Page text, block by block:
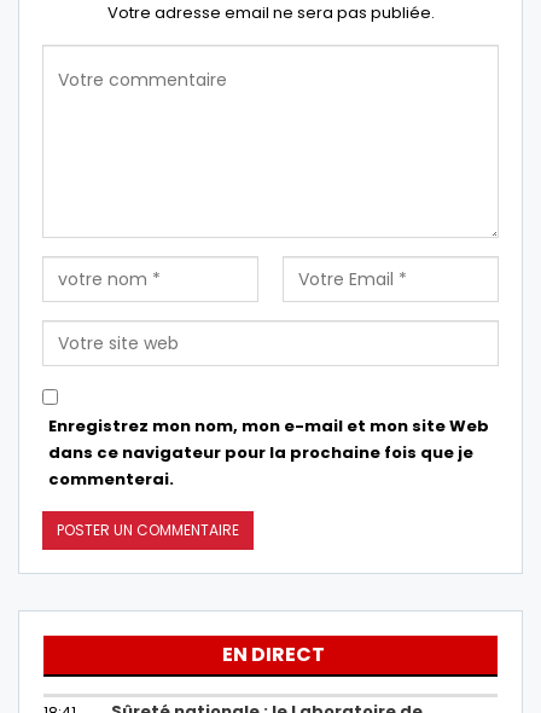
Votre adresse email ne sera pas publiée.
Enregistrez mon nom, mon e-mail et mon site Web
dans ce navigateur pour la prochaine fois que je
commenterai.
EN DIRECT